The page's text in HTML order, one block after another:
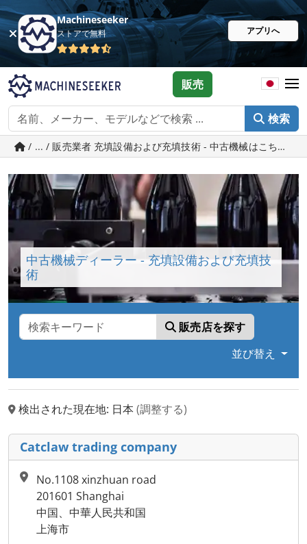
Machineseeker
ストアで無料 アプリへ
検索
販売
/ ... / 販売業者 充填設備および充填技術 - 中古機械はこちら
中古機械ディーラー - 充填設備および充填技
術
販売店を探す
並び替え
検出された現在地: 日本 (調整する)
Catclaw trading company
No.1108 xinzhuan road
201601 Shanghai
中国、中華人民共和国
上海市